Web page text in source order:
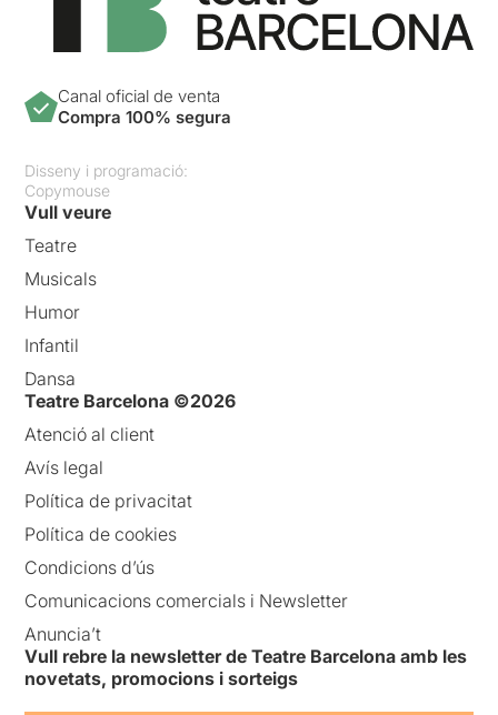
Canal oficial de venta
Compra 100% segura
Disseny i programació:
Copymouse
Vull veure
Teatre
Musicals
Humor
Infantil
Dansa
Teatre Barcelona ©2026
Atenció al client
Avís legal
Política de privacitat
Política de cookies
Condicions d’ús
Comunicacions comercials i Newsletter
Anuncia’t
Vull rebre la newsletter de Teatre Barcelona amb les
novetats, promocions i sorteigs